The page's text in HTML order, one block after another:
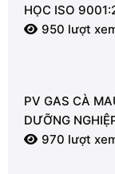
HỌC ISO
950 lượt
PV GAS CÀ
DƯỠNG
TỪNG GIÂY VÌ
970 lượt